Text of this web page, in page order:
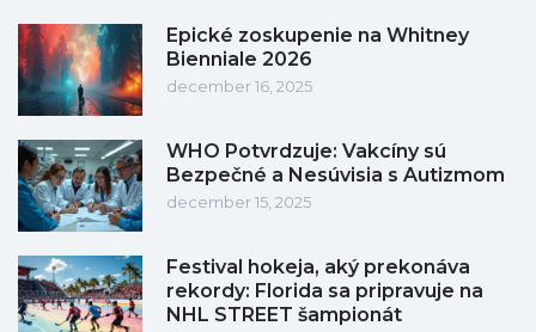
Epické zoskupenie na Whitney
Bienniale 2026
december 16, 2025
WHO Potvrdzuje: Vakcíny sú
Bezpečné a Nesúvisia s Autizmom
december 15, 2025
Festival hokeja, aký prekonáva
rekordy: Florida sa pripravuje na
NHL STREET šampionát